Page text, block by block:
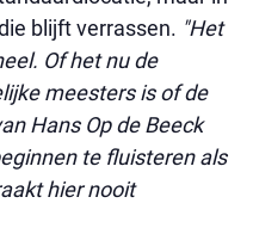
blijft verrassen. "Het
Of het nu de
meesters is of de
Hans Op de Beeck
te fluisteren als
hier nooit